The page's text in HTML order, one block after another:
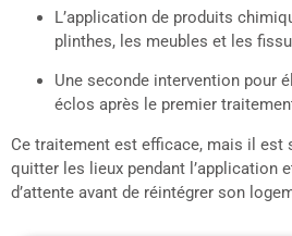
L’application de produits
plinthes, les meubles et les
Une seconde intervention pour
éclos après le premier
Ce traitement est efficace, mais il est
quitter les lieux pendant l’application
d’attente avant de réintégrer son